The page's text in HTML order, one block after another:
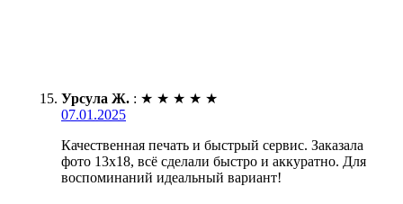
Урсула Ж. : ★ ★ ★ ★ ★
07.01.2025
Качественная печать и быстрый сервис. Заказала
фото 13х18, всё сделали быстро и аккуратно. Для
воспоминаний идеальный вариант!